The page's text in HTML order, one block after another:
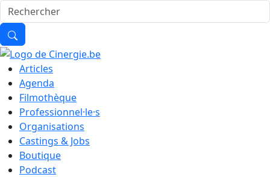
Articles
Agenda
Filmothèque
Professionnel·le·s
Organisations
Castings & Jobs
Boutique
Podcast